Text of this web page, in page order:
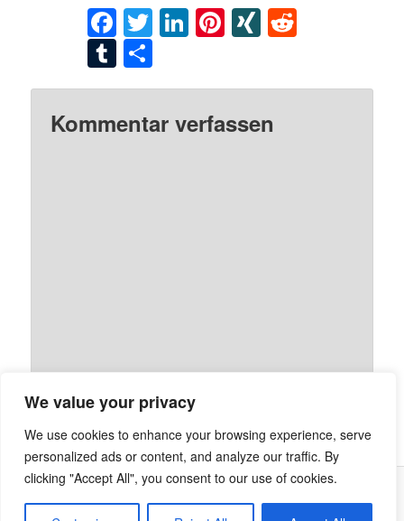
We value your privacy
We use cookies to enhance your browsing experience, serve
personalized ads or content, and analyze our traffic. By
clicking "Accept All", you consent to our use of cookies.
Facebook
Twitter
LinkedIn
Pinterest
XING
Tumblr
Kommentar verfassen
Stolz präsentiert von WordPress